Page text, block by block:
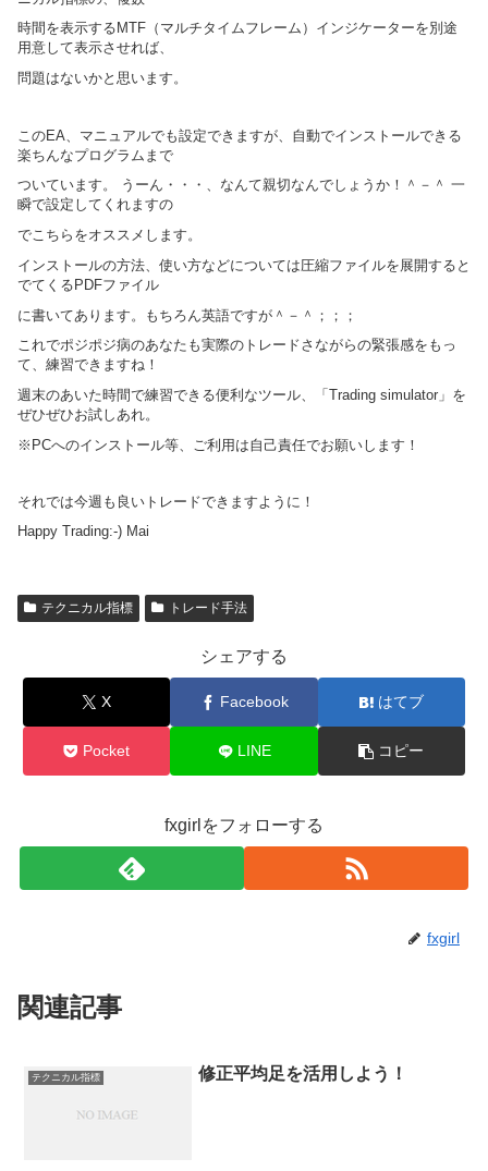
時間を表示するMTF（マルチタイムフレーム）インジケーターを別途
用意して表示させれば、
問題はないかと思います。
このEA、マニュアルでも設定できますが、自動でインストールできる
楽ちんなプログラムまで
ついています。 うーん・・・、なんて親切なんでしょうか！＾－＾ 一
瞬で設定してくれますの
でこちらをオススメします。
インストールの方法、使い方などについては圧縮ファイルを展開すると
でてくるPDFファイル
に書いてあります。もちろん英語ですが＾－＾；；；
これでポジポジ病のあなたも実際のトレードさながらの緊張感をもっ
て、練習できますね！
週末のあいた時間で練習できる便利なツール、「Trading simulator」を
ぜひぜひお試しあれ。
※PCへのインストール等、ご利用は自己責任でお願いします！
それでは今週も良いトレードできますように！
Happy Trading:-) Mai
テクニカル指標 トレード手法
シェアする
X Facebook はてブ
Pocket LINE コピー
fxgirlをフォローする
fxgirl
関連記事
テクニカル指標 修正平均足を活用しよう！